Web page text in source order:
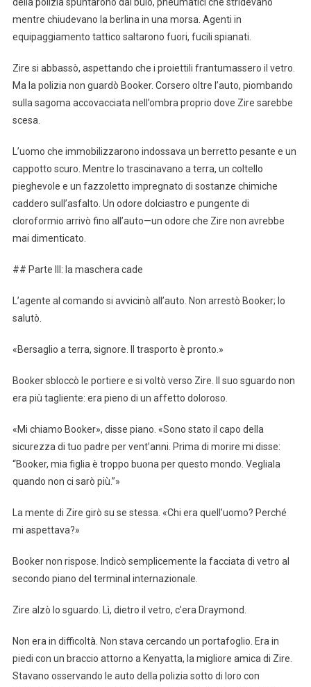
della polizia spuntarono dal buio, pneumatici che stridevano
mentre chiudevano la berlina in una morsa. Agenti in
equipaggiamento tattico saltarono fuori, fucili spianati.
Zire si abbassò, aspettando che i proiettili frantumassero il vetro.
Ma la polizia non guardò Booker. Corsero oltre l’auto, piombando
sulla sagoma accovacciata nell’ombra proprio dove Zire sarebbe
scesa.
L’uomo che immobilizzarono indossava un berretto pesante e un
cappotto scuro. Mentre lo trascinavano a terra, un coltello
pieghevole e un fazzoletto impregnato di sostanze chimiche
caddero sull’asfalto. Un odore dolciastro e pungente di
cloroformio arrivò fino all’auto—un odore che Zire non avrebbe
mai dimenticato.
## Parte III: la maschera cade
L’agente al comando si avvicinò all’auto. Non arrestò Booker; lo
salutò.
«Bersaglio a terra, signore. Il trasporto è pronto.»
Booker sbloccò le portiere e si voltò verso Zire. Il suo sguardo non
era più tagliente: era pieno di un affetto doloroso.
«Mi chiamo Booker», disse piano. «Sono stato il capo della
sicurezza di tuo padre per vent’anni. Prima di morire mi disse:
“Booker, mia figlia è troppo buona per questo mondo. Vegliala
quando non ci sarò più.”»
La mente di Zire girò su se stessa. «Chi era quell’uomo? Perché
mi aspettava?»
Booker non rispose. Indicò semplicemente la facciata di vetro al
secondo piano del terminal internazionale.
Zire alzò lo sguardo. Lì, dietro il vetro, c’era Draymond.
Non era in difficoltà. Non stava cercando un portafoglio. Era in
piedi con un braccio attorno a Kenyatta, la migliore amica di Zire.
Stavano osservando le auto della polizia sotto di loro con